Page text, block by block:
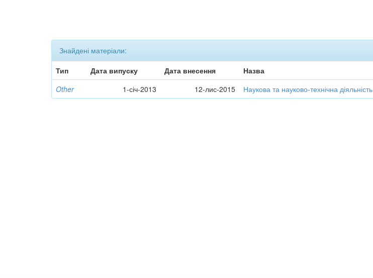
Знайдені матеріали:
Тип
Дата випуску Дата внесення Назва
Other
1-січ-2013 12-лис-2015 Наукова та науково-технічна діяльність